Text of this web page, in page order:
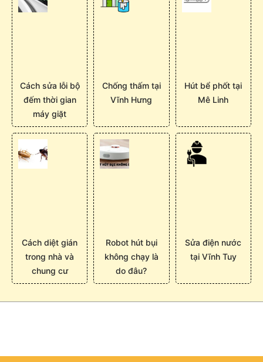
Cách sửa lỗi bộ
đếm thời gian
máy giặt
Chống thấm tại
Vĩnh Hưng
Hút bể phốt tại
Mê Linh
Cách diệt gián
trong nhà và
chung cư
Robot hút bụi
không chạy là
do đâu?
Sửa điện nước
tại Vĩnh Tuy